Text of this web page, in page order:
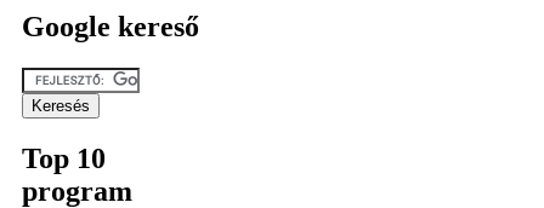
Google kereső
Top 10
program